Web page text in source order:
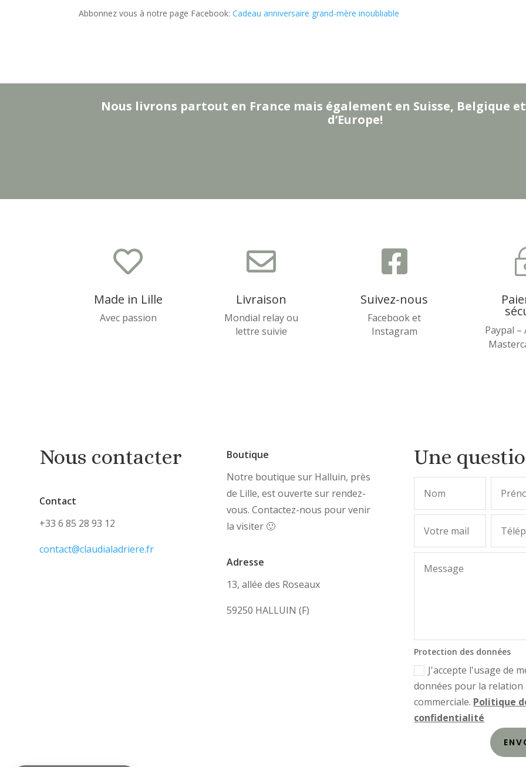
Abbonnez vous à notre page Facebook:Cadeau anniversaire grand-mère inoubliable
Nous livrons partout en France mais également en Suisse, Belgique
d’Europe!

Made in Lille
Avec passion

Livraison
Mondial relay ou
lettre suivie

Suivez-nous
Facebook et
Instagram
Paypal
Nous contacter
Contact
+33 6 85 28 93 12
contact@claudialadriere.fr
Boutique
Notre boutique sur Halluin, près
de Lille, est ouverte sur rendez-
vous. Contactez-nous pour venir
la visiter 🙂
Adresse
13, allée des Roseaux
59250 HALLUIN (F)
Une
Protection des données
J'accepte l'usage de
données pour la relation
commerciale. Politique
confidentialité